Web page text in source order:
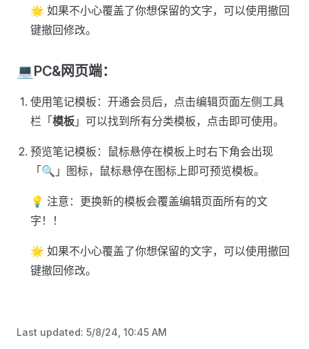
🌟 如果不小心覆盖了你想保留的文字，可以使用撤回
键撤回修改。
💻PC&网页端：
使用笔记模板：开通会员后，点击编辑页面左侧工具
栏「 模板 」可以找到所有分类模板，点击即可使用。
预览笔记模板：鼠标悬停在模板上时右下角会出现
「🔍」图标，鼠标悬停在图标上即可预览模板。
💡 注意：更换新的模板会覆盖编辑页面所有的文
字！！
🌟 如果不小心覆盖了你想保留的文字，可以使用撤回
键撤回修改。
Last updated: 5/8/24, 10:45 AM